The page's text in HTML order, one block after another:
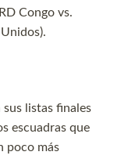
RD Congo vs.
listas finales
escuadras que
poco más